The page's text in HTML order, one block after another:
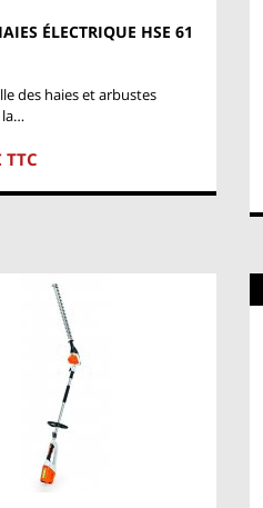
ÉLECTRIQUE HSE 61
des haies et arbustes
la…
TTC